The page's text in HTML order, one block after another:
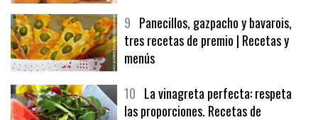
9 Panecillos, gazpacho y bavarois,
tres recetas de premio | Recetas y
menús
10 La vinagreta perfecta: respeta
las proporciones. Recetas de